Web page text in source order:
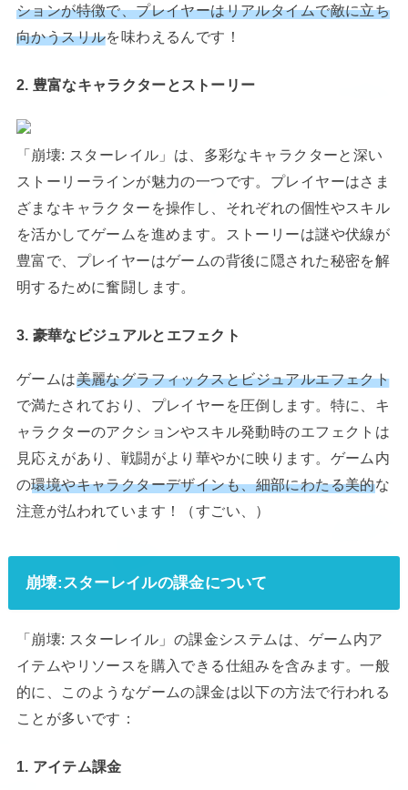
ションが特徴で、プレイヤーはリアルタイムで敵に立ち
向かうスリルを味わえるんです！
2. 豊富なキャラクターとストーリー
「崩壊: スターレイル」は、多彩なキャラクターと深い
ストーリーラインが魅力の一つです。プレイヤーはさま
ざまなキャラクターを操作し、それぞれの個性やスキル
を活かしてゲームを進めます。ストーリーは謎や伏線が
豊富で、プレイヤーはゲームの背後に隠された秘密を解
明するために奮闘します。
3. 豪華なビジュアルとエフェクト
ゲームは美麗なグラフィックスとビジュアルエフェクト
で満たされており、プレイヤーを圧倒します。特に、キ
ャラクターのアクションやスキル発動時のエフェクトは
見応えがあり、戦闘がより華やかに映ります。ゲーム内
の環境やキャラクターデザインも、細部にわたる美的な
注意が払われています！（すごい、）
崩壊:スターレイルの課金について
「崩壊: スターレイル」の課金システムは、ゲーム内ア
イテムやリソースを購入できる仕組みを含みます。一般
的に、このようなゲームの課金は以下の方法で行われる
ことが多いです：
1. アイテム課金